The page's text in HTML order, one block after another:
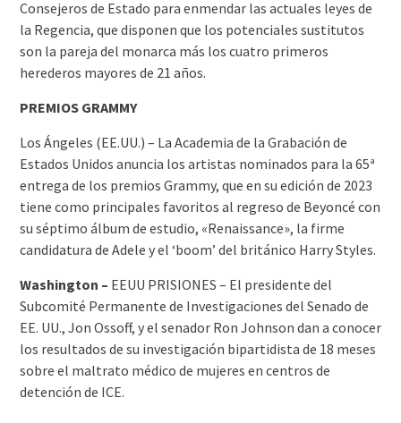
Consejeros de Estado para enmendar las actuales leyes de
la Regencia, que disponen que los potenciales sustitutos
son la pareja del monarca más los cuatro primeros
herederos mayores de 21 años.
PREMIOS GRAMMY
Los Ángeles (EE.UU.) – La Academia de la Grabación de
Estados Unidos anuncia los artistas nominados para la 65ª
entrega de los premios Grammy, que en su edición de 2023
tiene como principales favoritos al regreso de Beyoncé con
su séptimo álbum de estudio, «Renaissance», la firme
candidatura de Adele y el ‘boom’ del británico Harry Styles.
Washington – EEUU PRISIONES – El presidente del
Subcomité Permanente de Investigaciones del Senado de
EE. UU., Jon Ossoff, y el senador Ron Johnson dan a conocer
los resultados de su investigación bipartidista de 18 meses
sobre el maltrato médico de mujeres en centros de
detención de ICE.